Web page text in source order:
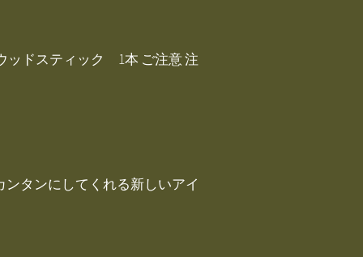
ッドスティック 1本 ご注意 注
ンタンにしてくれる新しいアイ